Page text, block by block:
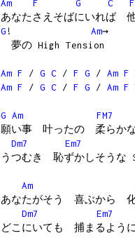
Am
F G C F
あなたさえそばにいれば
G ! Am→
夢の High Tension
Am F / G C / F G / Am F
Am F / G C / F G / Am F
G Am
FM7
願い事 叶ったの 柔らかな
Dm7
Em7
うつむき 恥ずかしそう
Am
あなたがそう 喜ぶから 化
Dm7
Em7
どこにいても 捕まるよう